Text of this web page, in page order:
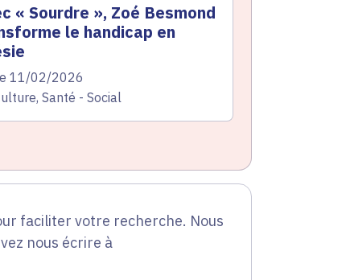
« Sourdre », Zoé Besmond
le handicap en
de l'arrêté
11/02/2026
Santé - Social
faciliter votre recherche. Nous
nous écrire à